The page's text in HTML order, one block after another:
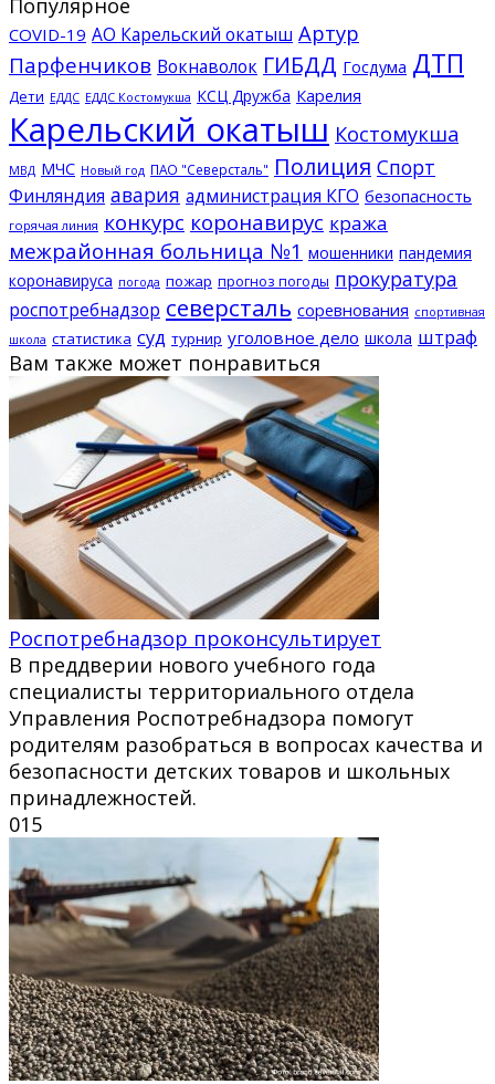
Популярное
COVID-19 АО Карельский окатыш Артур
Парфенчиков Вокнаволок ГИБДД Госдума ДТП
Дети ЕДДС ЕДДС Костомукша КСЦ Дружба Карелия
Карельский окатыш Костомукша
МВД МЧС Новый год ПАО "Северсталь" Полиция Спорт
Финляндия авария администрация КГО безопасность
горячая линия конкурс коронавирус кража
межрайонная больница №1 мошенники пандемия
коронавируса погода пожар прогноз погоды прокуратура
роспотребнадзор северсталь соревнования спортивная
школа статистика суд турнир уголовное дело школа штраф
Вам также может понравиться
Роспотребнадзор проконсультирует
В преддверии нового учебного года
специалисты территориального отдела
Управления Роспотребнадзора помогут
родителям разобраться в вопросах качества и
безопасности детских товаров и школьных
принадлежностей.
015